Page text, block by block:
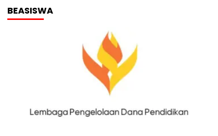
BEASISWA